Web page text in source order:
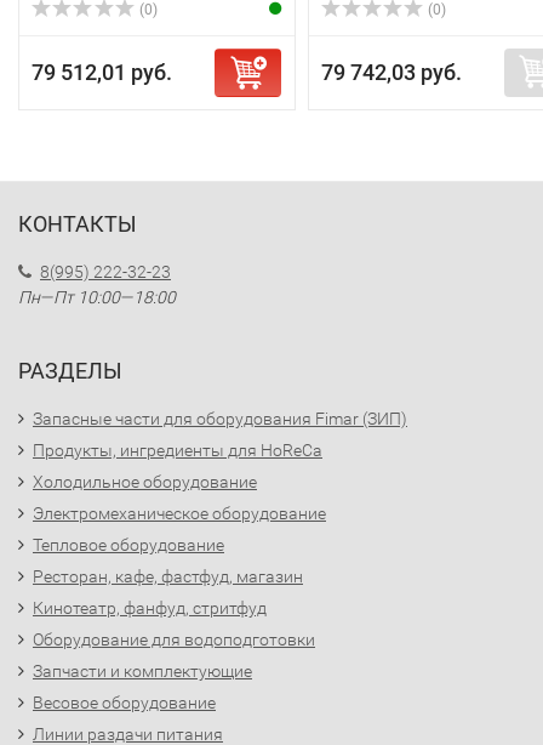
(0)
79 512,01 руб.
(0)
79 742,03 руб.
КОНТАКТЫ
8(995) 222-32-23
Пн—Пт 10:00—18:00
РАЗДЕЛЫ
Запасные части для оборудования Fimar (ЗИП)
Продукты, ингредиенты для HoReCa
Холодильное оборудование
Электромеханическое оборудование
Тепловое оборудование
Ресторан, кафе, фастфуд, магазин
Кинотеатр, фанфуд, стритфуд
Оборудование для водоподготовки
Запчасти и комплектующие
Весовое оборудование
Линии раздачи питания